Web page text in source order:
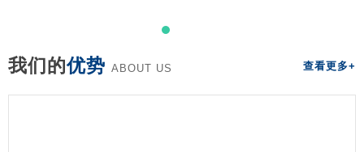
我们的优势 ABOUT US 查看更多+